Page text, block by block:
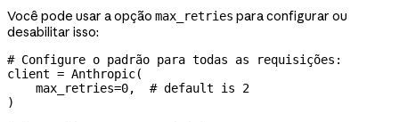
Você pode usar a opção max_retries para configurar ou
desabilitar isso:
# Configure o padrão para todas as requisições:
client = Anthropic(
    max_retries
=0, # default is 2
)